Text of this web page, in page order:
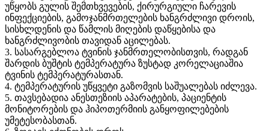
უწყობს გულის შემთხვევების, ქირურგიული ჩარევის
ინფექციების, გამოჯანმრთელების ხანგრძლივი დროის,
სისხლდენის და წამლის მიღების დაწყებისა და
ხანგრძლივობის თავიდან აცილებას.
3. სასარგებლოა ტვინის ჯანმრთელობისთვის, რადგან
შარდის ბუშტის ტემპერატურა ზუსტად კორელაციაშია
ტვინის ტემპერატურასთან.
4. ტემპერატურის უწყვეტი გაზომვის საშუალებას იძლევა.
5. თავსებადია ანესთეზიის აპარატების, პაციენტის
მონიტორების და ჰიპოთერმიის განყოფილებების
უმეტესობასთან.